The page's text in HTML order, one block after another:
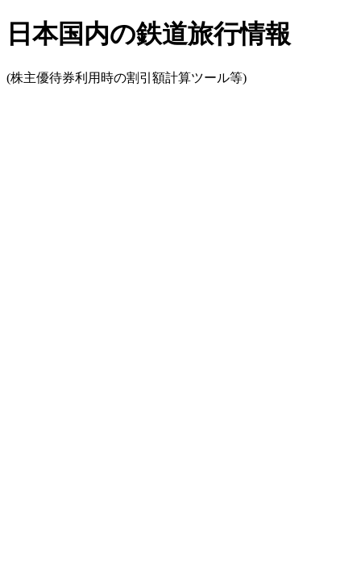
日本国内の鉄道旅行情報
(株主優待券利用時の割引額計算ツール等)